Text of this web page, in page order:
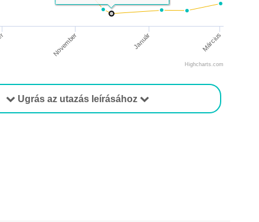
November Január Március
Highcharts.com
Ugrás az utazás leírásához